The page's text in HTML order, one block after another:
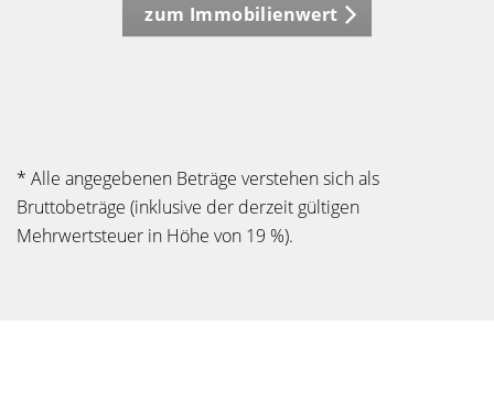
zum Immobilienwert
* Alle angegebenen Beträge verstehen sich als
Bruttobeträge (inklusive der derzeit gültigen
Mehrwertsteuer in Höhe von 19 %).